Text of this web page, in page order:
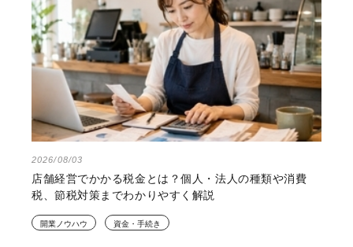
2026/08/03
店舗経営でかかる税金とは？個人・法人の種類や消費
税、節税対策までわかりやすく解説
開業ノウハウ 資金・手続き